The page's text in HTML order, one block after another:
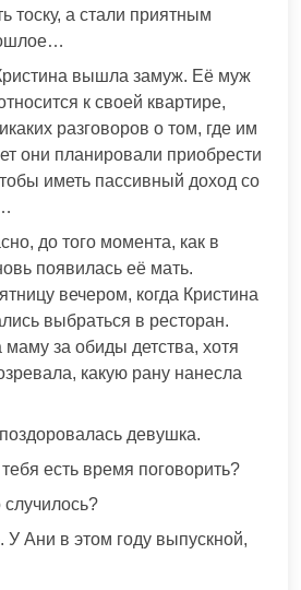
тоску, а стали приятным
вышла замуж. Её муж
к своей квартире,
разговоров о том, где им
они планировали приобрести
иметь пассивный доход со
до того момента, как в
появилась её мать.
вечером, когда Кристина
выбраться в ресторан.
маму за обиды детства, хотя
какую рану нанесла
девушка.
есть время поговорить?
Ани в этом году выпускной,